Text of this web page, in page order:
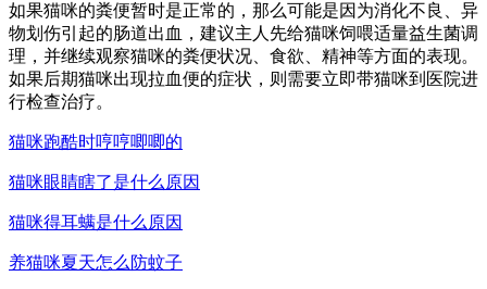
如果猫咪的粪便暂时是正常的，那么可能是因为消化不良、异
物划伤引起的肠道出血，建议主人先给猫咪饲喂适量益生菌调
理，并继续观察猫咪的粪便状况、食欲、精神等方面的表现。
如果后期猫咪出现拉血便的症状，则需要立即带猫咪到医院进
行检查治疗。
猫咪跑酷时哼哼唧唧的
猫咪眼睛瞎了是什么原因
猫咪得耳螨是什么原因
养猫咪夏天怎么防蚊子